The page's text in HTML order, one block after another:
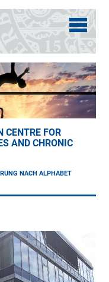
CENTRE FOR
AND CHRONIC
NACH ALPHABET